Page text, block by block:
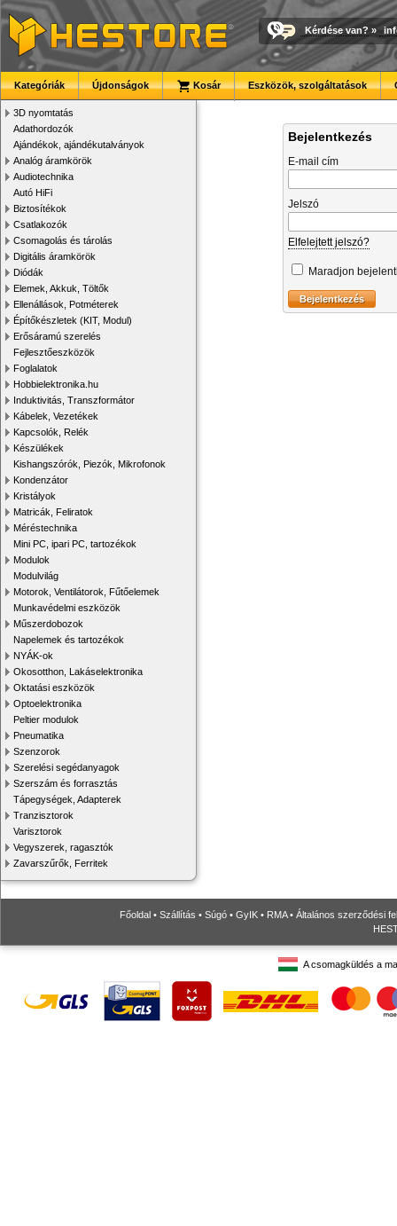
Kérdése van? »
Kategóriák Újdonságok Kosár Eszközök, szolgáltatások
3D nyomtatás
Adathordozók
Ajándékok, ajándékutalványok
Analóg áramkörök
Audiotechnika
Autó HiFi
Biztosítékok
Csatlakozók
Csomagolás és tárolás
Digitális áramkörök
Diódák
Elemek, Akkuk, Töltők
Ellenállások, Potméterek
Építőkészletek (KIT, Modul)
Erősáramú szerelés
Fejlesztőeszközök
Foglalatok
Hobbielektronika.hu
Induktivitás, Transzformátor
Kábelek, Vezetékek
Kapcsolók, Relék
Készülékek
Kishangszórók, Piezók, Mikrofonok
Kondenzátor
Kristályok
Matricák, Feliratok
Méréstechnika
Mini PC, ipari PC, tartozékok
Modulok
Modulvilág
Motorok, Ventilátorok, Fűtőelemek
Munkavédelmi eszközök
Műszerdobozok
Napelemek és tartozékok
NYÁK-ok
Okosotthon, Lakáselektronika
Oktatási eszközök
Optoelektronika
Peltier modulok
Pneumatika
Szenzorok
Szerelési segédanyagok
Szerszám és forrasztás
Tápegységek, Adapterek
Tranzisztorok
Varisztorok
Vegyszerek, ragasztók
Zavarszűrők, Ferritek
Bejelentkezés
E-mail cím
Jelszó
Elfelejtett jelszó?
Maradjon
Főoldal • Szállítás • Súgó • GyIK • RMA• Általános szerződési
A csomagküldés a